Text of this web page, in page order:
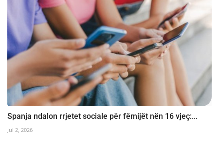
Spanja ndalon rrjetet sociale për fëmijët nën 16 vjeç:...
Jul 2, 2026